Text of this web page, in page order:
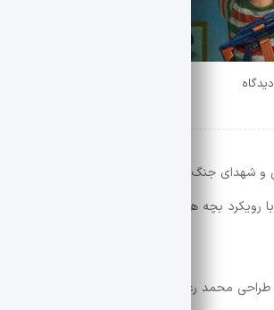
سید شهاب الدین شکیبا ، مدیر مرکز هنرهای تجسمی ، مدیر چهل سالگی و شهدای
با رویکرد بچه هایی که در این جنگ بودند ،